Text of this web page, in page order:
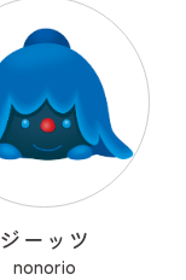
ジーッツ
nonorio